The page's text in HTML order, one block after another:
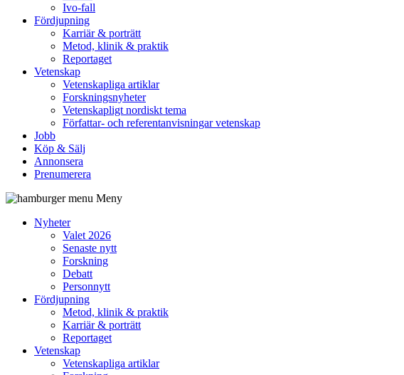
Ivo-fall
Fördjupning
Karriär & porträtt
Metod, klinik & praktik
Reportaget
Vetenskap
Vetenskapliga artiklar
Forskningsnyheter
Vetenskapligt nordiskt tema
Författar- och referentanvisningar vetenskap
Jobb
Köp & Sälj
Annonsera
Prenumerera
Meny
Nyheter
Valet 2026
Senaste nytt
Forskning
Debatt
Personnytt
Fördjupning
Metod, klinik & praktik
Karriär & porträtt
Reportaget
Vetenskap
Vetenskapliga artiklar